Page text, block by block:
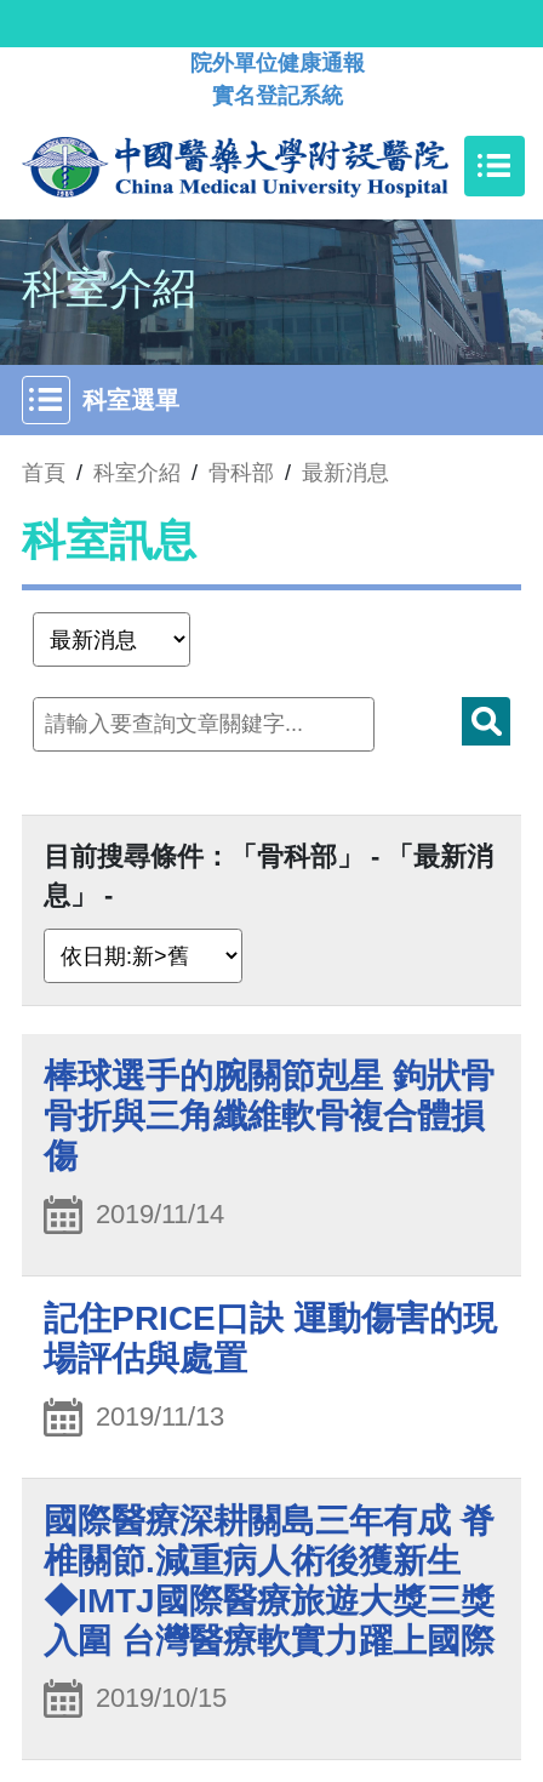
院外單位健康通報
實名登記系統
科室介紹
科室選單
首頁 / 科室介紹 / 骨科部 / 最新消息
科室訊息
目前搜尋條件：「骨科部」 - 「最新消
息」 -
棒球選手的腕關節剋星 鉤狀骨
骨折與三角纖維軟骨複合體損
傷
2019/11/14
記住PRICE口訣 運動傷害的現
場評估與處置
2019/11/13
國際醫療深耕關島三年有成 脊
椎關節.減重病人術後獲新生
◆IMTJ國際醫療旅遊大獎三獎
入圍 台灣醫療軟實力躍上國際
2019/10/15